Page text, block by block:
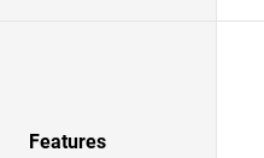
Features